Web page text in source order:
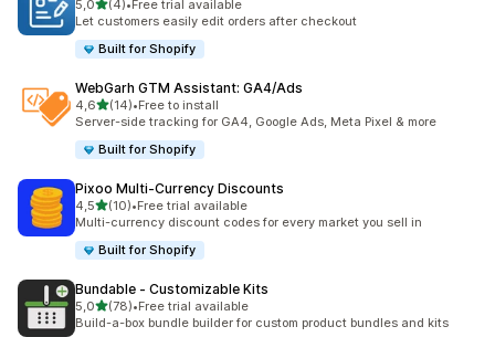
5,05 yıldız üzerinden
(4)
toplam 4 değerlendirme
•Free trial available
Let customers easily edit orders after checkout
Built for Shopify
WebGarh GTM Assistant: GA4/Ads
4,65 yıldız üzerinden
(14)
toplam 14 değerlendirme
•Free to install
Server-side tracking for GA4, Google Ads, Meta Pixel & more
Built for Shopify
Pixoo Multi‑Currency Discounts
4,55 yıldız üzerinden
(10)
toplam 10 değerlendirme
•Free trial available
Multi-currency discount codes for every market you sell in
Built for Shopify
Bundable ‑ Customizable Kits
5,05 yıldız üzerinden
(78)
toplam 78 değerlendirme
•Free trial available
Build-a-box bundle builder for custom product bundles and kits